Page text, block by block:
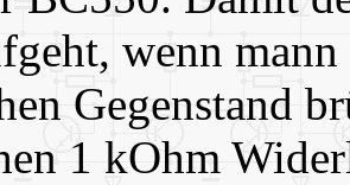
wenn
Gegenstand
1 kOhm